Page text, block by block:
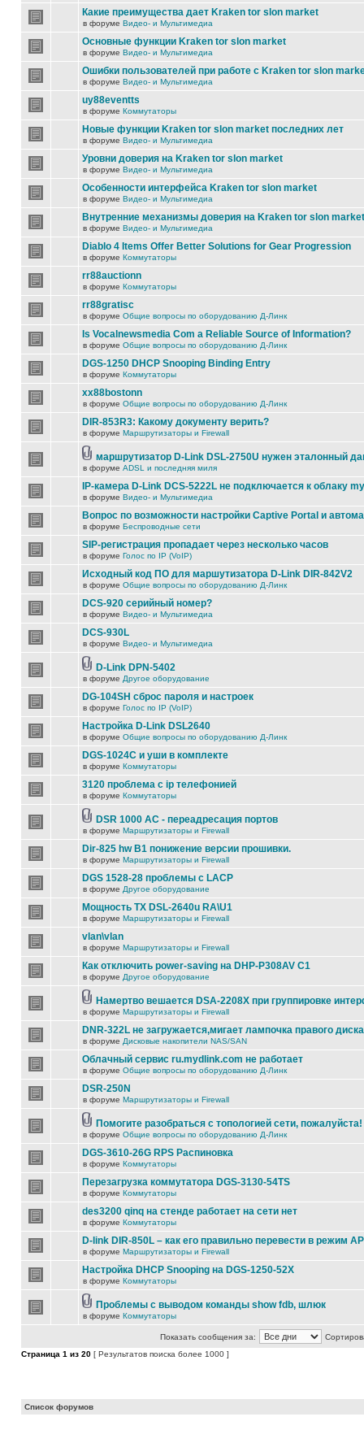
Какие преимущества дает Kraken tor slon market
в форуме Видео- и Мультимедиа
Основные функции Kraken tor slon market
в форуме Видео- и Мультимедиа
Ошибки пользователей при работе с Kraken tor slon
в форуме Видео- и Мультимедиа
uy88eventts
в форуме Коммутаторы
Новые функции Kraken tor slon market последних лет
в форуме Видео- и Мультимедиа
Уровни доверия на Kraken tor slon market
в форуме Видео- и Мультимедиа
Особенности интерфейса Kraken tor slon market
в форуме Видео- и Мультимедиа
Внутренние механизмы доверия на Kraken tor slon market
в форуме Видео- и Мультимедиа
Diablo 4 Items Offer Better Solutions for Gear Progression
в форуме Коммутаторы
rr88auctionn
в форуме Коммутаторы
rr88gratisc
в форуме Общие вопросы по оборудованию Д-Линк
Is Vocalnewsmedia Com a Reliable Source of Information?
в форуме Общие вопросы по оборудованию Д-Линк
DGS-1250 DHCP Snooping Binding Entry
в форуме Коммутаторы
xx88bostonn
в форуме Общие вопросы по оборудованию Д-Линк
DIR-853R3: Какому документу верить?
в форуме Маршрутизаторы и Firewall
маршрутизатор D-Link DSL-2750U нужен эталонный
в форуме ADSL и последняя миля
IP-камера D-Link DCS-5222L не подключается к облаку
в форуме Видео- и Мультимедиа
Вопрос по возможности настройки Captive Portal и
в форуме Беспроводные сети
SIP-регистрация пропадает через несколько часов
в форуме Голос по IP (VoIP)
Исходный код ПО для маршутизатора D-Link DIR-842V2
в форуме Общие вопросы по оборудованию Д-Линк
DCS-920 серийный номер?
в форуме Видео- и Мультимедиа
DCS-930L
в форуме Видео- и Мультимедиа
D-Link DPN-5402
в форуме Другое оборудование
DG-104SH сброс пароля и настроек
в форуме Голос по IP (VoIP)
Настройка D-Link DSL2640
в форуме Общие вопросы по оборудованию Д-Линк
DGS-1024C и уши в комплекте
в форуме Коммутаторы
3120 проблема с ip телефонией
в форуме Коммутаторы
DSR 1000 AC - переадресация портов
в форуме Маршрутизаторы и Firewall
Dir-825 hw B1 понижение версии прошивки.
в форуме Маршрутизаторы и Firewall
DGS 1528-28 проблемы с LACP
в форуме Другое оборудование
Мощность TX DSL-2640u RA\U1
в форуме Маршрутизаторы и Firewall
vlan\vlan
в форуме Маршрутизаторы и Firewall
Как отключить power-saving на DHP-P308AV C1
в форуме Другое оборудование
Намертво вешается DSA-2208X при группировке
в форуме Маршрутизаторы и Firewall
DNR-322L не загружается,мигает лампочка правого диска
в форуме Дисковые накопители NAS/SAN
Облачный сервис ru.mydlink.com не работает
в форуме Общие вопросы по оборудованию Д-Линк
DSR-250N
в форуме Маршрутизаторы и Firewall
Помогите разобраться с топологией сети, пожалуйста!
в форуме Общие вопросы по оборудованию Д-Линк
DGS-3610-26G RPS Распиновка
в форуме Коммутаторы
Перезагрузка коммутатора DGS-3130-54TS
в форуме Коммутаторы
des3200 qinq на стенде работает на сети нет
в форуме Коммутаторы
D-link DIR-850L – как его правильно перевести в режим
в форуме Маршрутизаторы и Firewall
Настройка DHCP Snooping на DGS-1250-52X
в форуме Коммутаторы
Проблемы с выводом команды show fdb, шлюк
в форуме Коммутаторы
Показать сообщения за:
Страница 1 из 20 [ Результатов поиска более 1000 ]
Список форумов